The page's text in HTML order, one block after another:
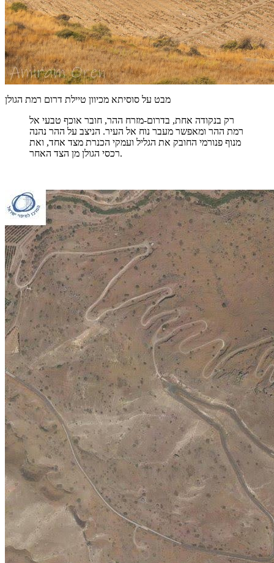
מבט על סוסיתא מכיוון טיילת דרום רמת הגולן
רק בנקודה אחת, בדרום-מזרח ההר, חובר אוכף טבעי אל
רמת ההר ומאפשר מעבר נוח אל העיר. הניצב על ההר נהנה
מנוף פנורמי החובק את הגליל ועמקי הכנרת מצד אחד, ואת
רכסי הגולן מן הצד האחר.